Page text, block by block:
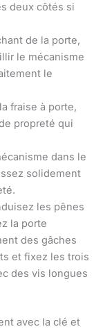
deux côtés si
de la porte,
le mécanisme
le
fraise à porte,
propreté qui
dans le
solidement
les pênes
la porte
des gâches
et fixez les trois
des vis longues
avec la clé et